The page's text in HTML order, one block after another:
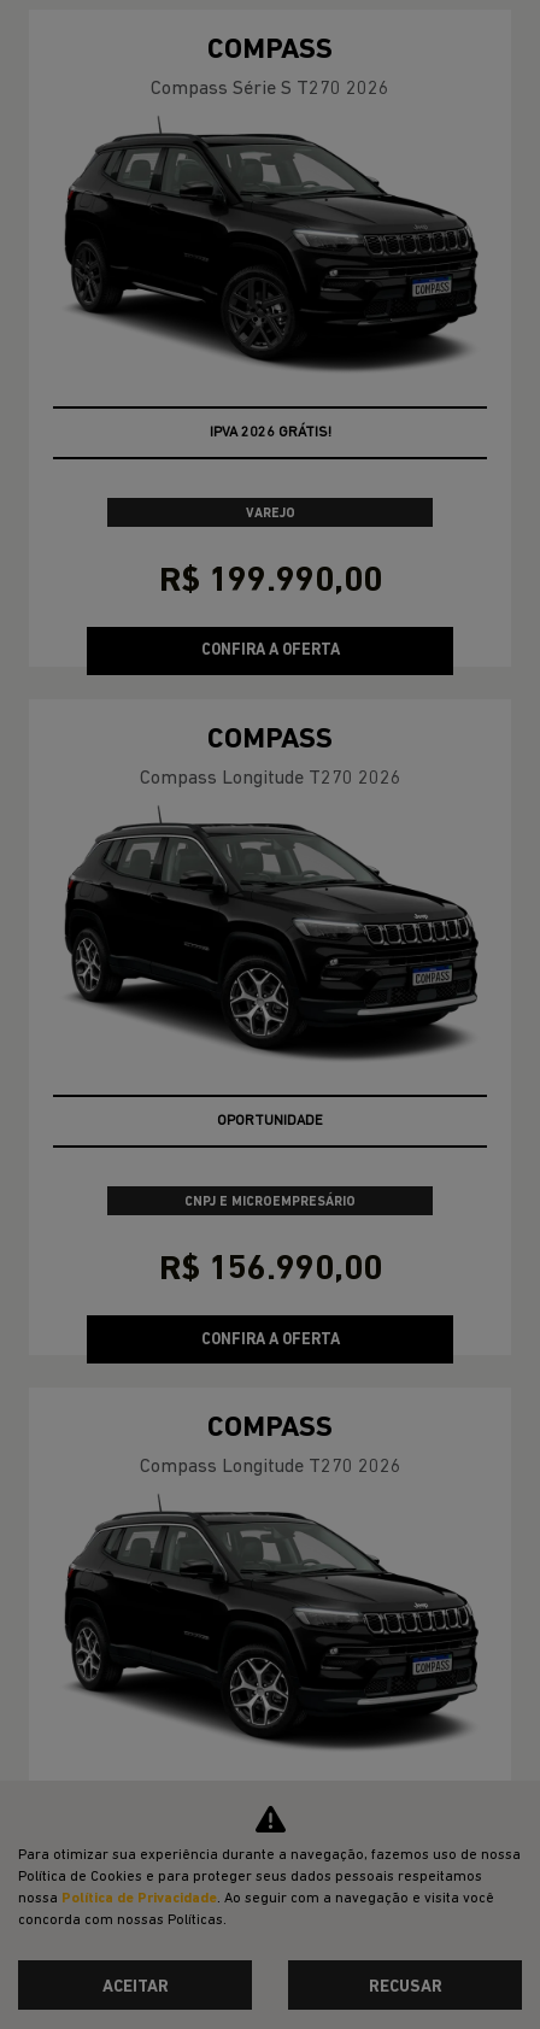
COMPASS
Compass Série S T270 2026
OPORTUNIDADE
VAREJO
R$ 199.990,00
CONFIRA A OFERTA
COMPASS
Compass Longitude T270 2026
MELHOR PREÇO NO RIO DE JANEIRO
CNPJ E MICROEMPRESÁRIO
R$ 156.990,00
CONFIRA A OFERTA
COMPASS
Compass Longitude T270 2026
TABELA FIPE NO SEU USADO
VAREJO
R$ 172.990,00
Para otimizar sua experiência durante a navegação, fazemos uso de nossa
Política de Cookies e para proteger seus dados pessoais respeitamos
nossa Política de Privacidade. Ao seguir com a navegação e visita você
concorda com nossas Políticas.
ACEITAR RECUSAR